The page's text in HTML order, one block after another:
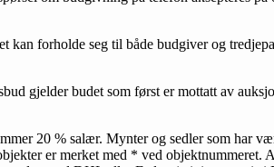
kan forholde seg til både budgiver og
gjelder budet som først er mottatt av
20 % salær. Mynter og sedler som har
er merket med * ved objektnummeret.